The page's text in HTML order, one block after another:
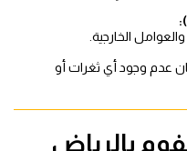
الخارجية.
عدم وجود أي ثغرات أو
بالرياض